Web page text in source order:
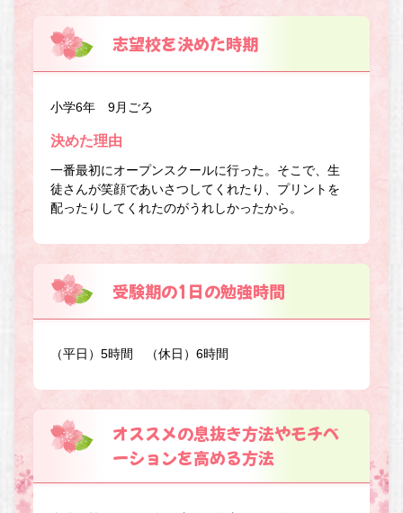
志望校を決めた時期
小学6年 9月ごろ
決めた理由
一番最初にオープンスクールに行った。そこで、生
徒さんが笑顔であいさつしてくれたり、プリントを
配ったりしてくれたのがうれしかったから。
受験期の1日の勉強時間
（平日）5時間 （休日）6時間
オススメの息抜き方法やモチベ
ーションを高める方法